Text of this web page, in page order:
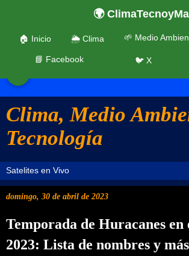
Clima, Medio
Tecnología
🌍
🏠 Inicio 🌦️ Clima 🌱 Medio
📘 Facebook 🐦 X
domingo, 30 de abril de 2023
Temporada de Huracanes
2023: Lista de nombres y más